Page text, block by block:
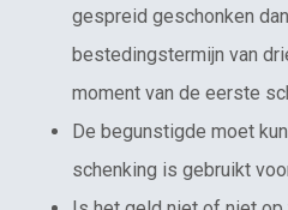
gespreid geschonken
bestedingstermijn van
moment van de eerste
De begunstigde moet
schenking is gebruikt